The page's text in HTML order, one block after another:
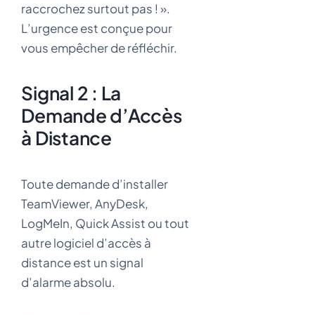
raccrochez surtout pas ! ».
L’urgence est conçue pour
vous empêcher de réfléchir.
Signal 2 : La
Demande d’Accès
à Distance
Toute demande d’installer
TeamViewer, AnyDesk,
LogMeIn, Quick Assist ou tout
autre logiciel d’accès à
distance est un signal
d’alarme absolu.